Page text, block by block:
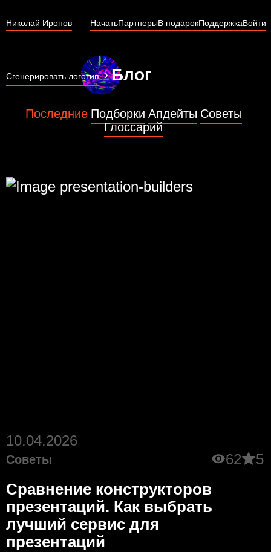
Николай Иронов НачатьПартнерыВ подарокПоддержкаВойти
Сгенерировать логотип Блог
Последние Подборки Апдейты Советы
Глоссарий
10.04.2026
Советы 62 5
Сравнение конструкторов
презентаций. Как выбрать
лучший сервис для
презентаций